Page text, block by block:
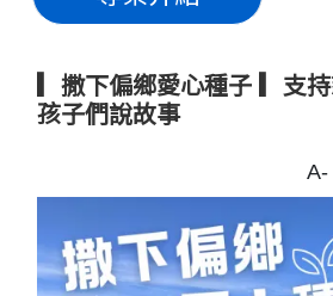
▎撒下偏鄉愛心種子 ▎支
孩子們說故事
A-